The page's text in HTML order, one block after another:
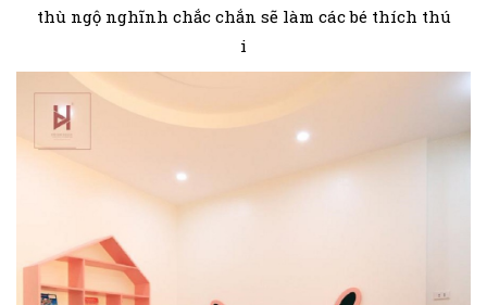
thù ngộ nghĩnh chắc chắn sẽ làm các bé thích thú
i